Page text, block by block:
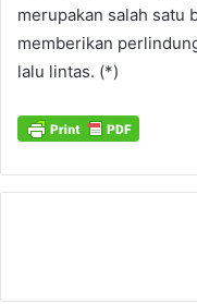
merupakan salah satu
memberikan
lalu lintas. (*)